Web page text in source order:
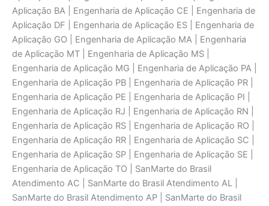
Aplicaçāo BA | Engenharia de Aplicaçāo CE | Engenharia de
Aplicaçāo DF | Engenharia de Aplicaçāo ES | Engenharia de
Aplicaçāo GO | Engenharia de Aplicaçāo MA | Engenharia
de Aplicaçāo MT | Engenharia de Aplicaçāo MS |
Engenharia de Aplicaçāo MG | Engenharia de Aplicaçāo PA |
Engenharia de Aplicaçāo PB | Engenharia de Aplicaçāo PR |
Engenharia de Aplicaçāo PE | Engenharia de Aplicaçāo PI |
Engenharia de Aplicaçāo RJ | Engenharia de Aplicaçāo RN |
Engenharia de Aplicaçāo RS | Engenharia de Aplicaçāo RO |
Engenharia de Aplicaçāo RR | Engenharia de Aplicaçāo SC |
Engenharia de Aplicaçāo SP | Engenharia de Aplicaçāo SE |
Engenharia de Aplicaçāo TO | SanMarte do Brasil
Atendimento AC | SanMarte do Brasil Atendimento AL |
SanMarte do Brasil Atendimento AP | SanMarte do Brasil